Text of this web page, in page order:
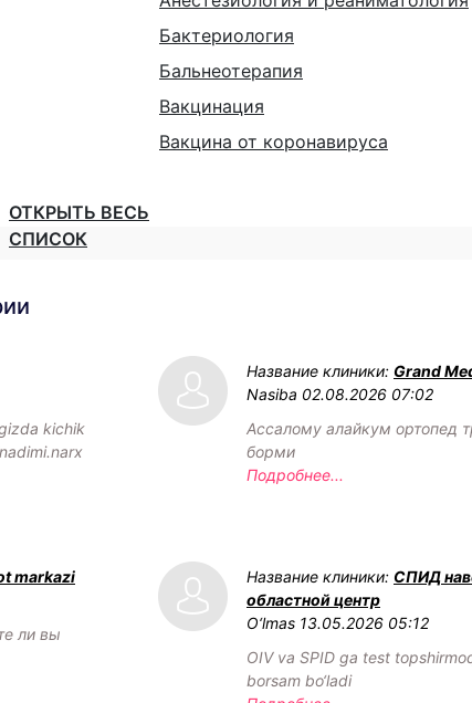
Бактериология
Бальнеотерапия
Вакцинация
Вакцина от коронавируса
ОТКРЫТЬ ВЕСЬ
СПИСОК
kichik
Название клиники: Grand
Nasiba 02.08.2026 07:02
Ассалому алайкум ортопед
борми
Подробнее...
markazi
ли вы
Название клиники: СПИД
областной центр
O‘lmas 13.05.2026 05:12
OIV va SPID ga test
borsam bo‘ladi